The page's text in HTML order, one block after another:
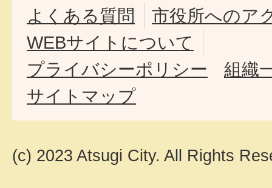
よくある質問
市役所へのア
WEBサイトについて
プライバシーポリシー
組織
サイトマップ
(c) 2023 Atsugi City. All Rights